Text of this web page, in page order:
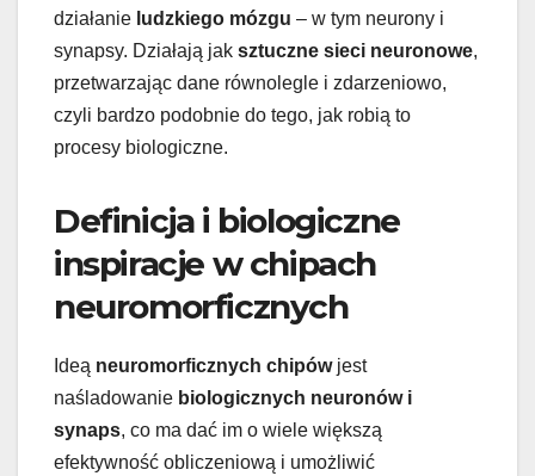
działanie ludzkiego mózgu – w tym neurony i
synapsy. Działają jak sztuczne sieci neuronowe,
przetwarzając dane równolegle i zdarzeniowo,
czyli bardzo podobnie do tego, jak robią to
procesy biologiczne.
Definicja i biologiczne
inspiracje w chipach
neuromorficznych
Ideą neuromorficznych chipówjest
naśladowanie biologicznych neuronów i
synaps, co ma dać im o wiele większą
efektywność obliczeniową i umożliwić